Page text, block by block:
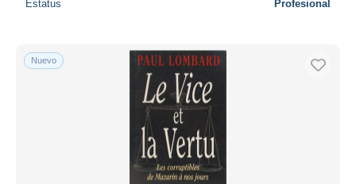
Estatus Profesional
Nuevo